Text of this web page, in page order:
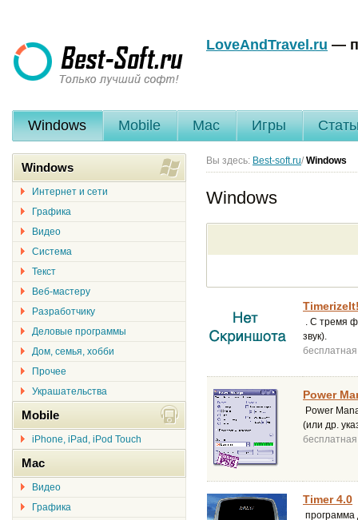
LoveAndTravel.ru —
Windows Mobile Mac Игры
Вы здесь: Best-soft.ru/ Windows
Windows
. С тремя
звук).
бесплатная
Power
Power
(или др.
бесплатная
Timer 4.0
программа
Windows
Интернет и сети
Графика
Видео
Система
Текст
Веб-мастеру
Разработчику
Деловые программы
Дом, семья, хобби
Прочее
Украшательства
Mobile
iPhone, iPad, iPod Touch
Mac
Видео
Графика